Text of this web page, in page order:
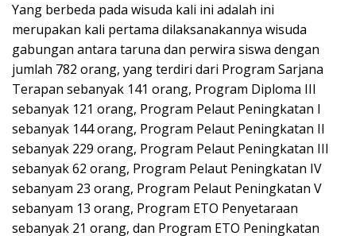
Yang berbeda pada wisuda kali ini adalah ini
merupakan kali pertama dilaksanakannya wisuda
gabungan antara taruna dan perwira siswa dengan
jumlah 782 orang, yang terdiri dari Program Sarjana
Terapan sebanyak 141 orang, Program Diploma III
sebanyak 121 orang, Program Pelaut Peningkatan I
sebanyak 144 orang, Program Pelaut Peningkatan II
sebanyak 229 orang, Program Pelaut Peningkatan III
sebanyak 62 orang, Program Pelaut Peningkatan IV
sebanyam 23 orang, Program Pelaut Peningkatan V
sebanyam 13 orang, Program ETO Penyetaraan
sebanyak 21 orang, dan Program ETO Peningkatan